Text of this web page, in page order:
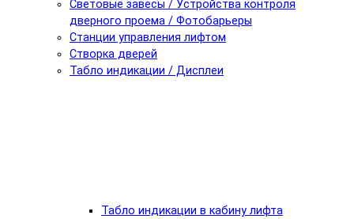
Световые завесы / Устройства контроля
дверного проема / Фотобарьеры
Станции управления лифтом
Створка дверей
Табло индикации / Дисплеи
Табло индикации в кабину лифта